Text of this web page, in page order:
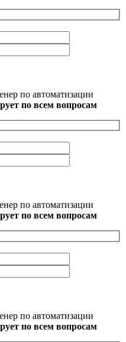
по автоматизации
по всем вопросам
по автоматизации
по всем вопросам
по автоматизации
по всем вопросам